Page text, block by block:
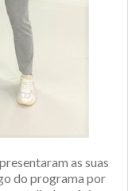
as suas
do programa por